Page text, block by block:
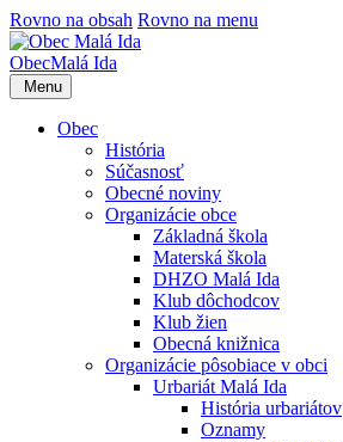
Rovno na obsah Rovno na menu
ObecMalá Ida
Menu
Obec
História
Súčasnosť
Obecné noviny
Organizácie obce
Základná škola
Materská škola
DHZO Malá Ida
Klub dôchodcov
Klub žien
Obecná knižnica
Organizácie pôsobiace v obci
Urbariát Malá Ida
História urbariátov
Oznamy